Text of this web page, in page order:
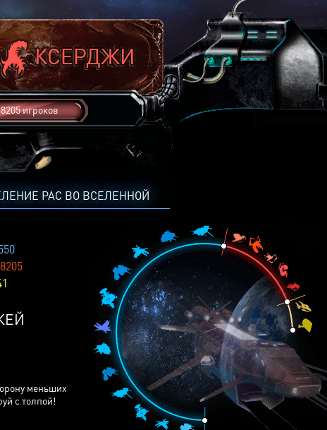
8205 игроков
РАС ВО ВСЕЛЕННОЙ
меньших
с толпой!